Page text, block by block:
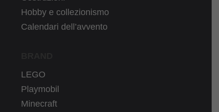
Hobby e collezionismo
Calendari dell’avvento
LEGO
Playmobil
Minecraft